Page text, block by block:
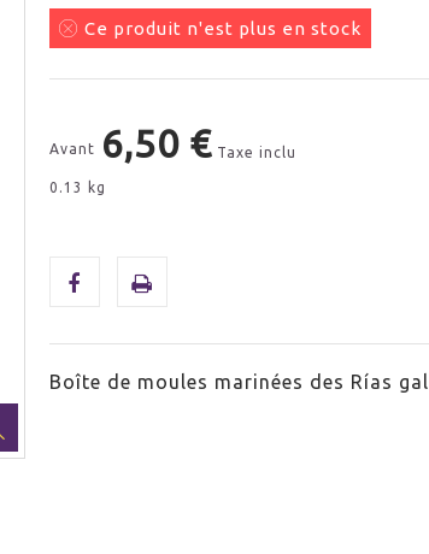
Ce produit n'est plus en stock
Avant 6,50 € Taxe inclu
0.13 kg
Boîte de moules marinées des Rías